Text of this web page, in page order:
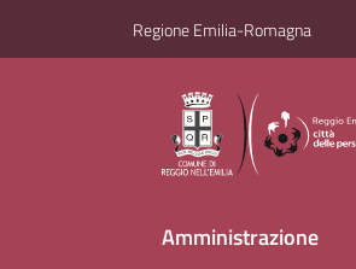
Regione Emilia-Romagna
Amministrazione